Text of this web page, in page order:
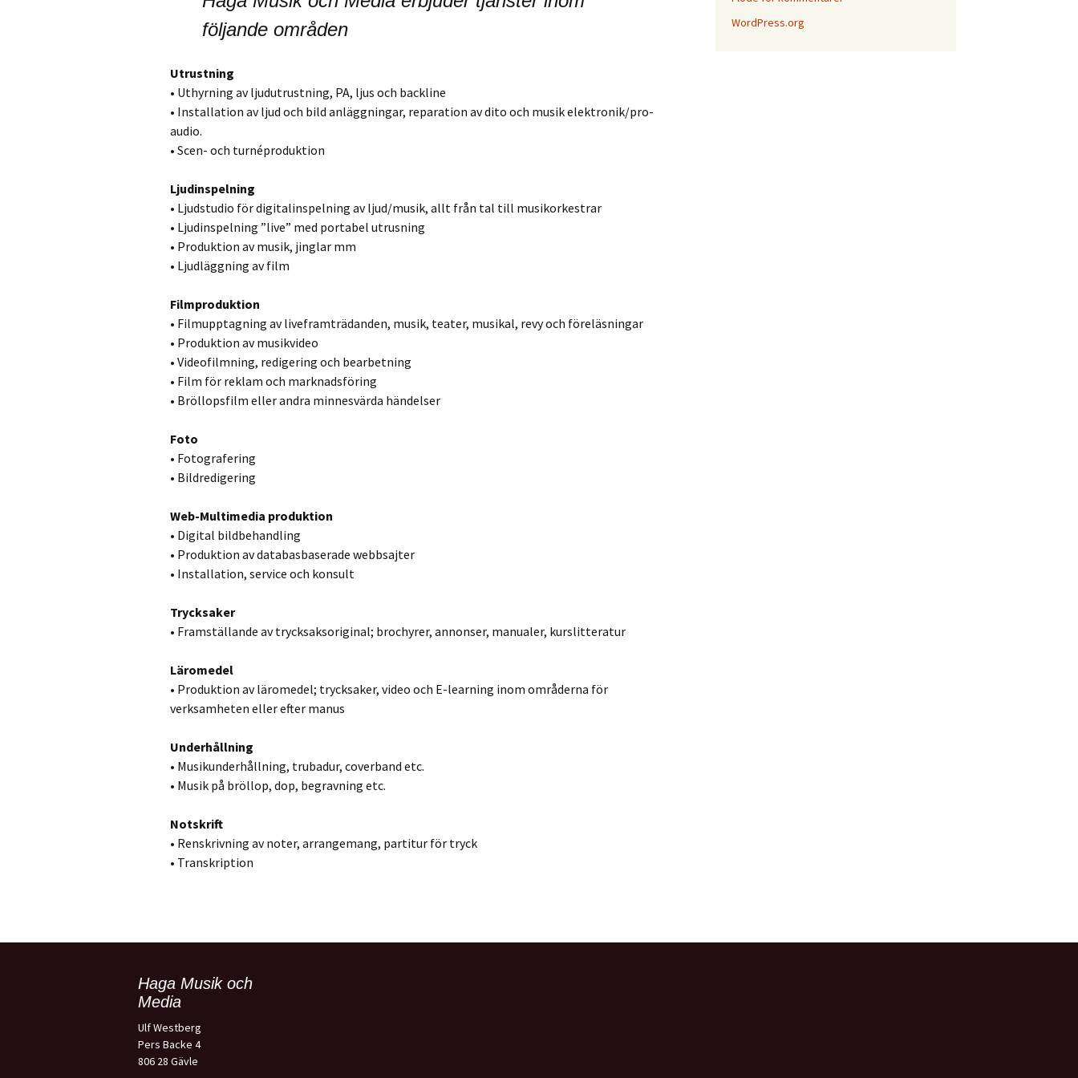
Paketpriser
följande områden
Utrustning
• Uthyrning av ljudutrustning, PA, ljus och backline
• Installation av ljud och bild anläggningar, reparation av dito och musik elektronik/pro-
audio.
• Scen- och turnéproduktion
Ljudinspelning
• Ljudstudio för digitalinspelning av ljud/musik, allt från tal till musikorkestrar
• Ljudinspelning ”live” med portabel utrusning
• Produktion av musik, jinglar mm
• Ljudläggning av film
Filmproduktion
• Filmupptagning av liveframträdanden, musik, teater, musikal, revy och föreläsningar
• Produktion av musikvideo
• Videofilmning, redigering och bearbetning
• Film för reklam och marknadsföring
• Bröllopsfilm eller andra minnesvärda händelser
Foto
• Fotografering
• Bildredigering
Web-Multimedia produktion
• Digital bildbehandling
• Produktion av databasbaserade webbsajter
• Installation, service och konsult
Trycksaker
• Framställande av trycksaksoriginal; brochyrer, annonser, manualer, kurslitteratur
Läromedel
• Produktion av läromedel; trycksaker, video och E-learning inom områderna för
verksamheten eller efter manus
Underhållning
• Musikunderhållning, trubadur, coverband etc.
• Musik på bröllop, dop, begravning etc.
Notskrift
• Renskrivning av noter, arrangemang, partitur för tryck
• Transkription
WordPress.org
Haga Musik och
Media
Ulf Westberg
Pers Backe 4
806 28 Gävle